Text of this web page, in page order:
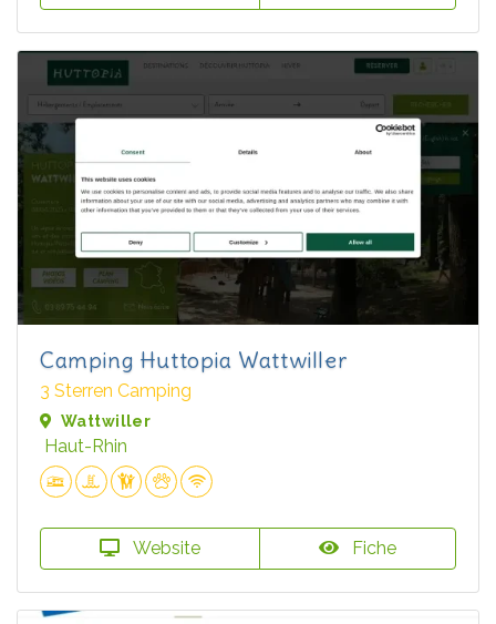
Camping Huttopia Wattwiller
3 Sterren Camping
Wattwiller
Haut-Rhin
Website Fiche